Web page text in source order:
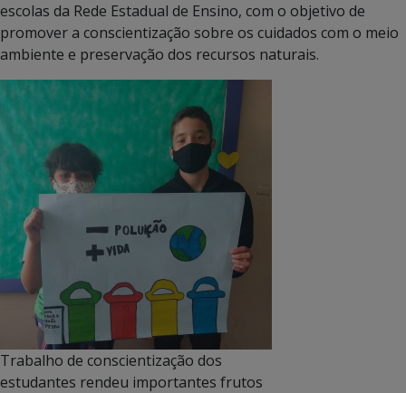
escolas da Rede Estadual de Ensino, com o objetivo de
promover a conscientização sobre os cuidados com o meio
ambiente e preservação dos recursos naturais.
Trabalho de conscientização dos
estudantes rendeu importantes frutos